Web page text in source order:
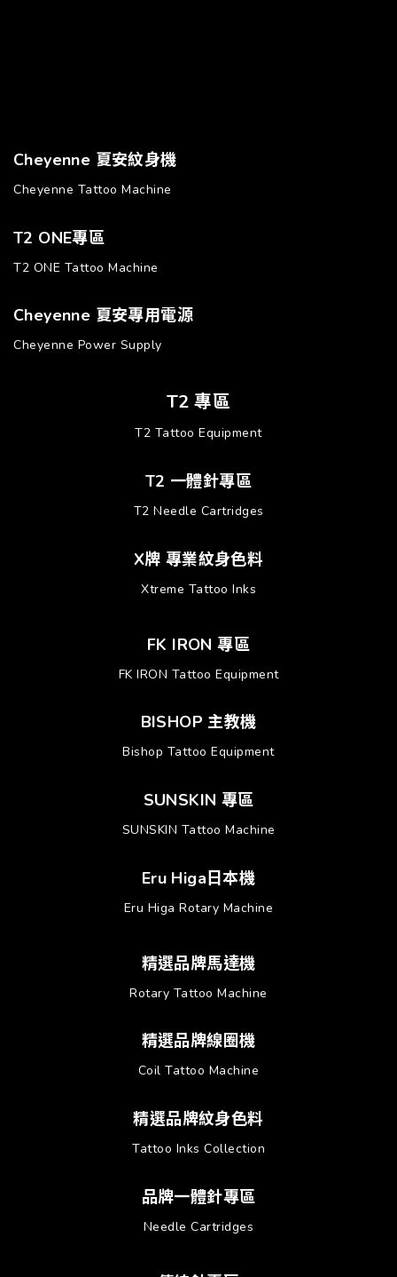
Cheyenne 夏安紋身機
Cheyenne Tattoo Machine
T2 ONE專區
T2 ONE Tattoo Machine
Cheyenne 夏安專用電源
Cheyenne Power Supply
T2 專區
T2 Tattoo Equipment
T2 一體針專區
T2 Needle Cartridges
X牌 專業紋身色料
Xtreme Tattoo Inks
FK IRON 專區
FK IRON Tattoo Equipment
BISHOP 主教機
Bishop Tattoo Equipment
SUNSKIN 專區
SUNSKIN Tattoo Machine
Eru Higa日本機
Eru Higa Rotary Machine
精選品牌馬達機
Rotary Tattoo Machine
精選品牌線圈機
Coil Tattoo Machine
精選品牌紋身色料
Tattoo Inks Collection
品牌一體針專區
Needle Cartridges